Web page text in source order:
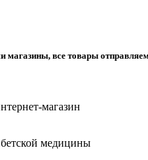
магазины, все товары
магазин
медицины